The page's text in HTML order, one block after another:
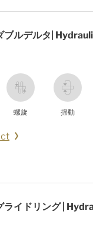
ブルデルタ|
螺旋 揺動
ライドリング |